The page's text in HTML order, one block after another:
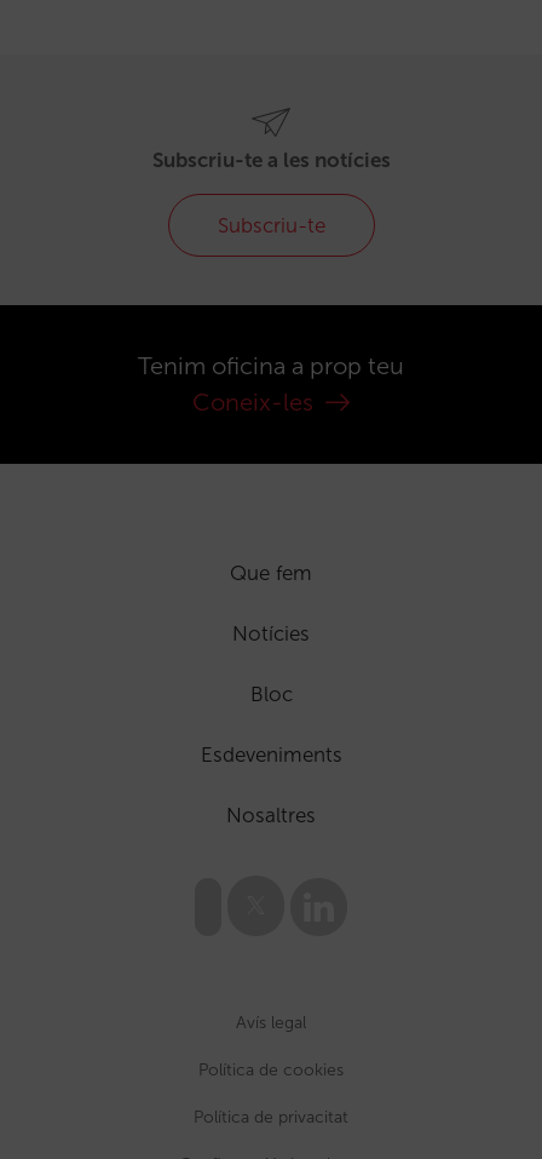
Subscriu-te a les notícies
Subscriu-te
Tenim oficina a prop teu
Coneix-les
Que fem
Notícies
Bloc
Esdeveniments
Nosaltres
Avís legal
Política de cookies
Política de privacitat